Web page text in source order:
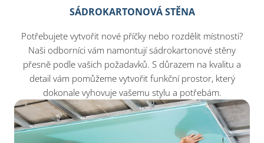
SÁDROKARTONOVÁ STĚNA
Potřebujete vytvořit nové příčky nebo rozdělit místnosti?
Naši odborníci vám namontují sádrokartonové stěny
přesně podle vašich požadavků. S důrazem na kvalitu a
detail vám pomůžeme vytvořit funkční prostor, který
dokonale vyhovuje vašemu stylu a potřebám.